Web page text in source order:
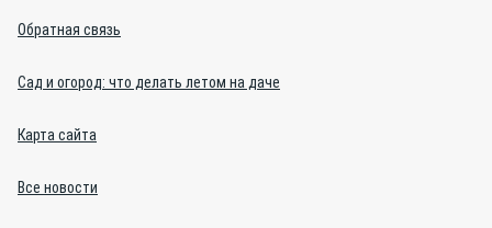
Обратная связь
Сад и огород: что делать летом на даче
Карта сайта
Все новости